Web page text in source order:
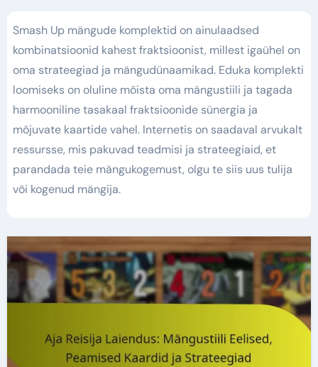
Smash Up mängude komplektid on ainulaadsed
kombinatsioonid kahest fraktsioonist, millest igaühel on
oma strateegiad ja mängudünaamikad. Eduka komplekti
loomiseks on oluline mõista oma mängustiili ja tagada
harmooniline tasakaal fraktsioonide sünergia ja
mõjuvate kaartide vahel. Internetis on saadaval arvukalt
ressursse, mis pakuvad teadmisi ja strateegiaid, et
parandada teie mängukogemust, olgu te siis uus tulija
või kogenud mängija.